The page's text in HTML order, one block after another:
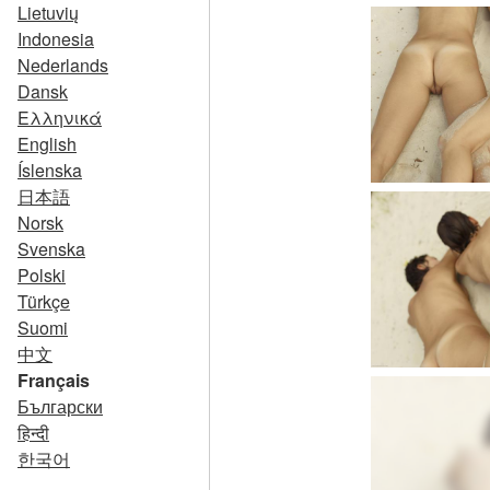
Lietuvių
Indonesia
Nederlands
Dansk
Ελληνικά
English
Íslenska
日本語
Norsk
Svenska
Polski
Türkçe
Suomi
中文
Français
Български
हिन्दी
한국어